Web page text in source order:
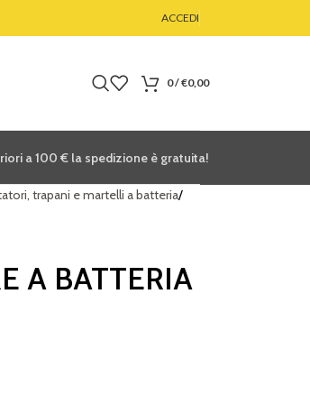
ACCEDI
0/€0,00
a 100 € la spedizione è gratuita!
trapani e martelli a batteria
A BATTERIA